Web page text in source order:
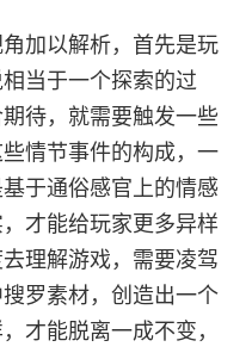
加以解析，首先是玩
当于一个探索的过
待，就需要触发一些
情节事件的构成，一
于通俗感官上的情感
才能给玩家更多异样
理解游戏，需要凌驾
罗素材，创造出一个
才能脱离一成不变，